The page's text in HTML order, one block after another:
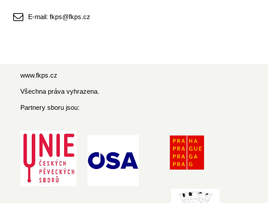
E-mail: fkps@fkps.cz
www.fkps.cz
Všechna práva vyhrazena.
Partnery sboru jsou: